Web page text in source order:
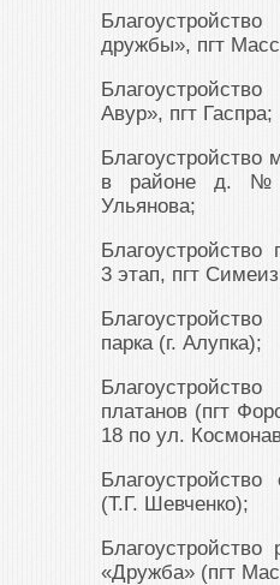
дружбы», пгт
Авур», пгт Гаспра;
Благоустройство
в районе д.
Ульянова;
Благоустройство
3 этап, пгт
парка (г. Алупка);
платанов (пгт
18 по ул.
(Т.Г. Шевченко);
«Дружба» (пгт